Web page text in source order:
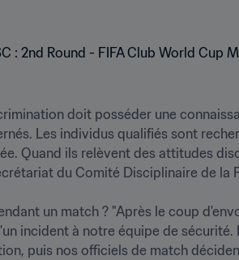
doit posséder une
Les individus qualifiés sont
Quand ils relèvent des attitudes
du Comité Disciplinaire de la
un match ? "Après le coup
incident à notre équipe de
puis nos officiels de match